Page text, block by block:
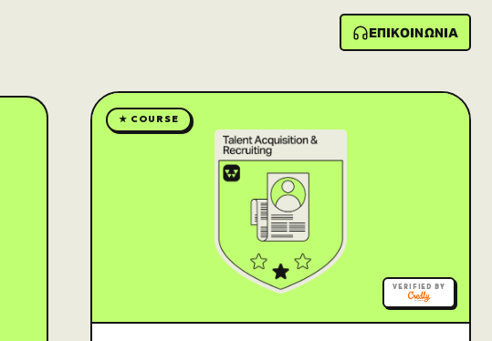
ΕΠΙΚΟΙΝΩΝΙΑ
★ COURSE
VERIFIED BY